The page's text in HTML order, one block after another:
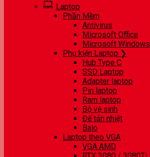
Laptop
Phần Mềm
Antivirus
Microsoft Office
Microsoft Windows
Phụ kiện Laptop ❯
Hub Type C
SSD Laptop
Adapter laptop
Pin laptop
Ram laptop
Bộ vệ sinh
Đế tản nhiệt
Balo
Laptop theo VGA
VGA AMD